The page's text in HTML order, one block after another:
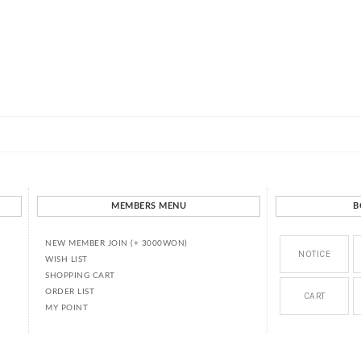
MEMBERS MENU
NEW MEMBER JOIN (+ 3000WON)
WISH LIST
SHOPPING CART
ORDER LIST
MY POINT
NOTICE
CART